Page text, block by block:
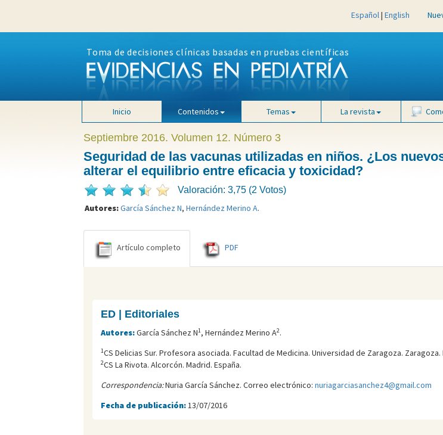
Español| English
Toma de decisiones clínicas basadas en pruebas científicas
Inicio Contenidos Temas La revista
Septiembre 2016. Volumen 12. Número 3
Seguridad de las vacunas utilizadas en niños. ¿Los
alterar el equilibrio entre eficacia y toxicidad?
Valoración: 3,75 (2 Votos)
Autores:García Sánchez N, Hernández Merino A.
Artículo completo PDF
ED | Editoriales
Autores:García Sánchez N1, Hernández Merino A2.
1CS Delicias Sur. Profesora asociada. Facultad de Medicina. Universidad de Zaragoza. Zaragoza.
2CS La Rivota. Alcorcón. Madrid. España.
Correspondencia:Nuria García Sánchez. Correo electrónico: nuriagarciasanchez4@gmail.com
Fecha de publicación:13/07/2016